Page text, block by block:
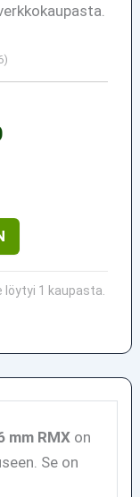
1 kaupasta.
mm RMXon
Se on